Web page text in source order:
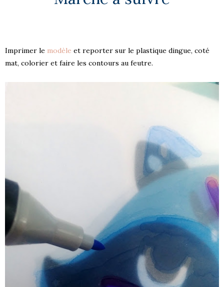
Imprimer le modèle et reporter sur le plastique dingue, coté
mat, colorier et faire les contours au feutre.